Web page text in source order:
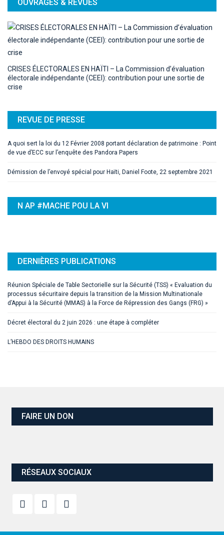
OUVRAGES & REVUES
CRISES ÉLECTORALES EN HAÏTI – La Commission d’évaluation
électorale indépendante (CEEI): contribution pour une sortie de
crise
REVUE DE PRESSE
A quoi sert la loi du 12 Février 2008 portant déclaration de patrimoine : Point
de vue d’ECC sur l’enquête des Pandora Papers
Démission de l’envoyé spécial pour Haïti, Daniel Foote, 22 septembre 2021
N AP #MACHE POU LA VI
DERNIÈRES PUBLICATIONS
Réunion Spéciale de Table Sectorielle sur la Sécurité (TSS) « Evaluation du
processus sécuritaire depuis la transition de la Mission Multinationale
d’Appui à la Sécurité (MMAS) à la Force de Répression des Gangs (FRG) »
Décret électoral du 2 juin 2026 : une étape à compléter
L’HEBDO DES DROITS HUMAINS
FAIRE UN DON
RÉSEAUX SOCIAUX